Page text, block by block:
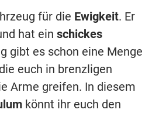
für die Ewigkeit. Er
hat ein schickes
gibt es schon eine Menge
euch in brenzligen
Arme greifen. In diesem
könnt ihr euch den